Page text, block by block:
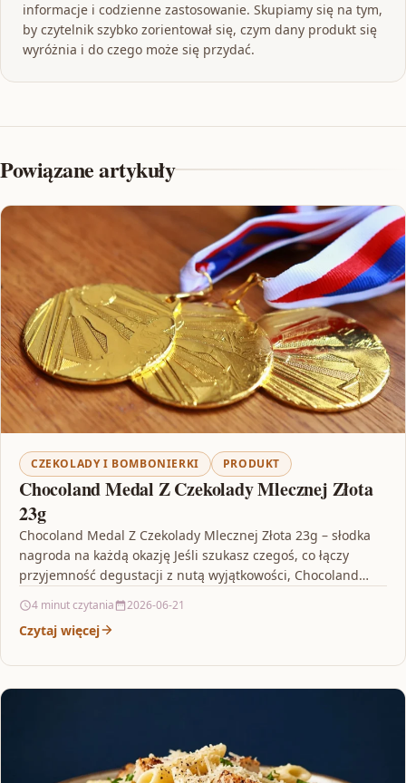
informacje i codzienne zastosowanie. Skupiamy się na tym,
by czytelnik szybko zorientował się, czym dany produkt się
wyróżnia i do czego może się przydać.
Powiązane artykuły
CZEKOLADY I BOMBONIERKI PRODUKT
Chocoland Medal Z Czekolady Mlecznej Złota
23g
Chocoland Medal Z Czekolady Mlecznej Złota 23g – słodka
nagroda na każdą okazję Jeśli szukasz czegoś, co łączy
przyjemność degustacji z nutą wyjątkowości, Chocoland…
4 minut czytania 2026-06-21
Czytaj więcej